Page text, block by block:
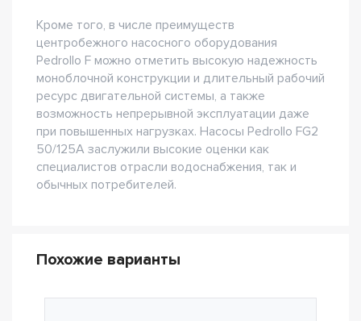
Кроме того, в числе преимуществ
центробежного насосного оборудования
Pedrollo F можно отметить высокую надежность
моноблочной конструкции и длительный рабочий
ресурс двигательной системы, а также
возможность непрерывной эксплуатации даже
при повышенных нагрузках. Насосы Pedrollo FG2
50/125A заслужили высокие оценки как
специалистов отрасли водоснабжения, так и
обычных потребителей.
Похожие варианты